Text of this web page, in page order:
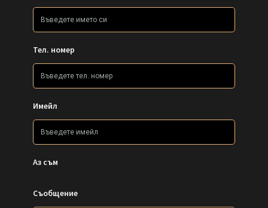
Тел. номер
Имейл
Аз съм
Съобщение